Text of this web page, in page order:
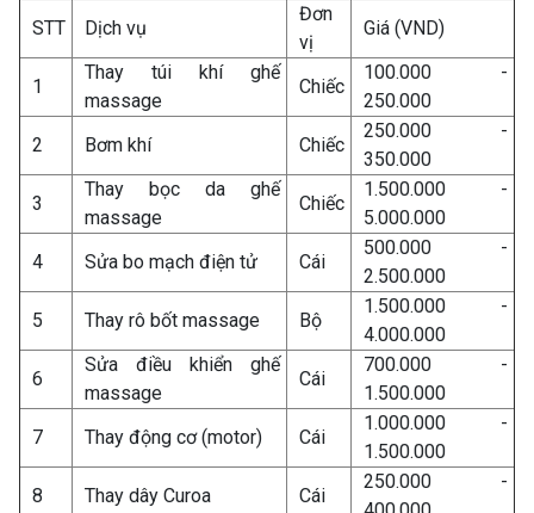
STT Dịch vụ
Đơn
vị
Giá (VND)
1
Thay túi khí ghế
massage
Chiếc
100.000 -
250.000
2
Bơm khí Chiếc
250.000 -
350.000
3
Thay bọc da ghế
massage
Chiếc
1.500.000 -
5.000.000
4
Sửa bo mạch điện tử Cái
500.000 -
2.500.000
5
Thay rô bốt massage Bộ
1.500.000 -
4.000.000
6
Sửa điều khiển ghế
massage
Cái
700.000 -
1.500.000
7
Thay động cơ (motor) Cái
1.000.000 -
1.500.000
8
Thay dây Curoa Cái
250.000 -